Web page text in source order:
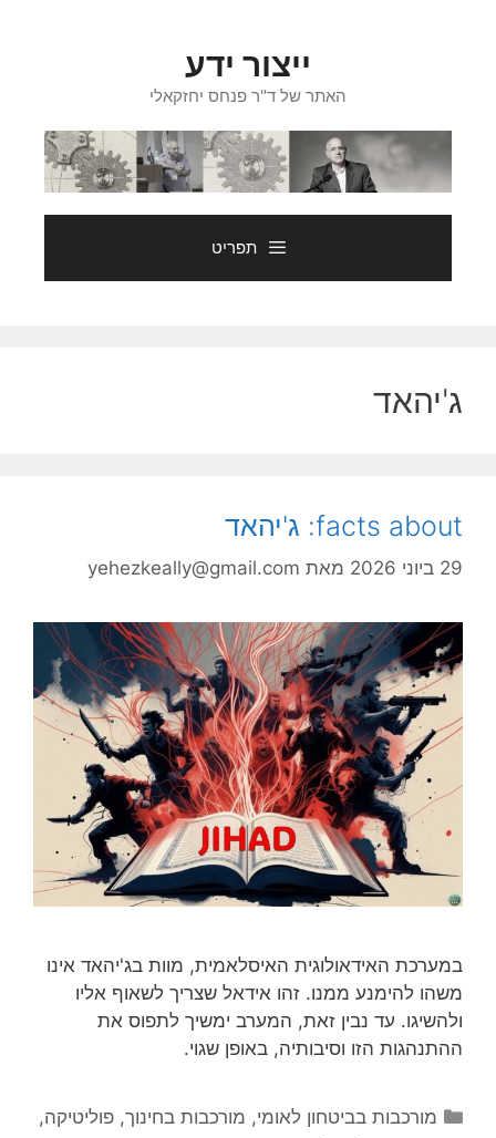
ייצור ידע
האתר של ד"ר פנחס יחזקאלי
תפריט
ג'יהאד
facts about: ג'יהאד
29 ביוני 2026 מאת yehezkeally@gmail.com
במערכת האידאולוגית האיסלאמית, מוות בג'יהאד אינו
משהו להימנע ממנו. זהו אידאל שצריך לשאוף אליו
ולהשיגו. עד נבין זאת, המערב ימשיך לתפוס את
ההתנהגות הזו וסיבותיה, באופן שגוי.
קטגוריות
מורכבות בביטחון לאומי, מורכבות בחינוך,פוליטיקה,